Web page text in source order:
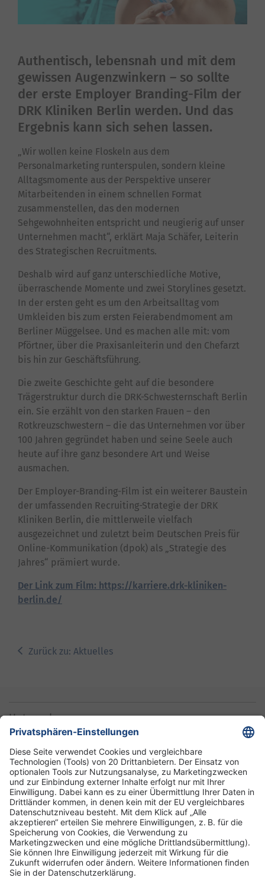
Authentisch, lebensnah und mit dem
gewissen Augenzwinkern – so sollte
der erste Employer Branding-Film der
DRK Kliniken Berlin werden. Und das
Ergebnis kann sich sehen lassen.
„Wir wollen keine Floskeln aus dem
Personalmarketing runterspulen, sondern kleine
Alltagsmomente aus der Perspektive unserer
Mitarbeitenden in einem schnellen Format
zusammenstellen, das den modernen
Sehgewohnheiten entspricht und neugierig auf unser
Unternehmen macht“, erklärt Maja Schäfer, Leiterin
des Strategischen Recruitments.
Deshalb wird auf ganz unterschiedliche Motive,
überraschende Momente und zwei Storylines gesetzt.
In der ersten geht es um den Arbeitsalltag vom
Umkleiden bis zum ersten Feierabendmoment am
Berliner Müggelsee. Und es machen alle mit: vom
Pförtner, über die Praxisanleiterin und den Chefarzt
bis hin zur Geschäftsführung.
Die zweite Geschichte geht auf die besondere
Trägerstruktur durch die DRK-Schwesternschaft Berlin
ein. Sie erzählt von den starken Frauen – den
Rotkreuzschwestern – die das Unternehmen vor über
100 Jahren gegründet haben und seine Seele auch
heute auf ihre ganz besondere Art und Weise
ausmachen.
Der Employer-Branding-Film ist ein weiterer Baustein
der umfassenden Recruiting-Strategie der DRK
Kliniken Berlin, die mittlerweile vielfach
ausgezeichnet und zuletzt beim Deutschen Preis für
Online-Kommunikation (dpok) als „Strategie des
Jahres“ prämiert wurde.
Der Link zum Film: https://karriere.drk-kliniken-
berlin.de/
Zurück zu: Aktuelles
Unternehmen
Informationen
Standorte
DRK-Schwesternschaft Berlin
Impressum